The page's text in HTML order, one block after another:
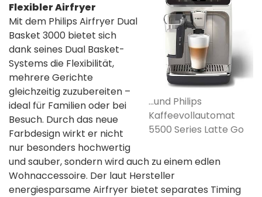
...und Philips
Kaffeevollautomat
5500 Series Latte Go
Flexibler Airfryer
Mit dem Philips Airfryer Dual
Basket 3000 bietet sich
dank seines Dual Basket-
Systems die Flexibilität,
mehrere Gerichte
gleichzeitig zuzubereiten –
ideal für Familien oder bei
Besuch. Durch das neue
Farbdesign wirkt er nicht
nur besonders hochwertig
und sauber, sondern wird auch zu einem edlen
Wohnaccessoire. Der laut Hersteller
energiesparsame Airfryer bietet separates Timing